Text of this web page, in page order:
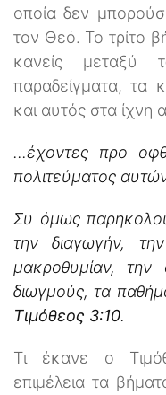
οποία δεν
τον Θεό. Το τρίτο
κανείς μεταξύ
παραδείγματα, τα
και αυτός στα ίχνη
...έχοντες προ
πολιτεύματος
Συ όμως
την διαγωγήν,
μακροθυμίαν, την
διωγμούς, τα
Τιμόθεος 3:10.
Τι έκανε ο
επιμέλεια τα